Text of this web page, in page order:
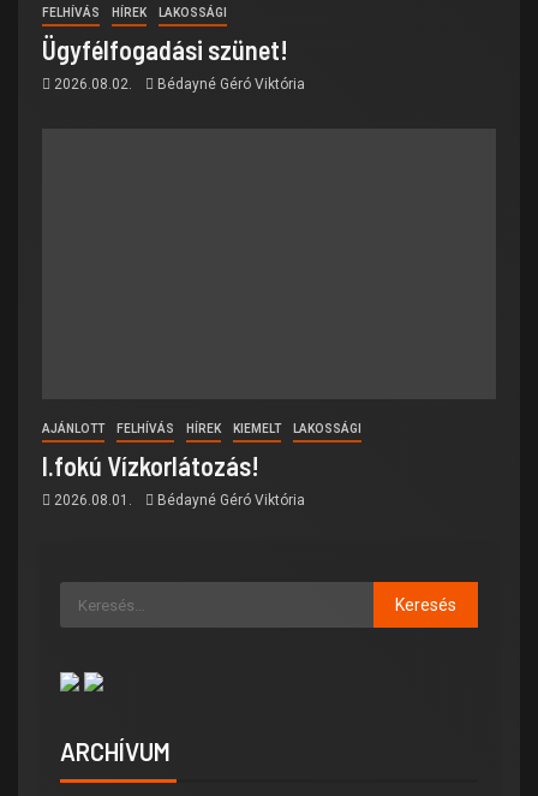
FELHÍVÁS HÍREK LAKOSSÁGI
Ügyfélfogadási szünet!
2026.08.02. Bédayné Géró Viktória
AJÁNLOTT FELHÍVÁS HÍREK KIEMELT LAKOSSÁGI
I.fokú Vízkorlátozás!
2026.08.01. Bédayné Géró Viktória
ARCHÍVUM